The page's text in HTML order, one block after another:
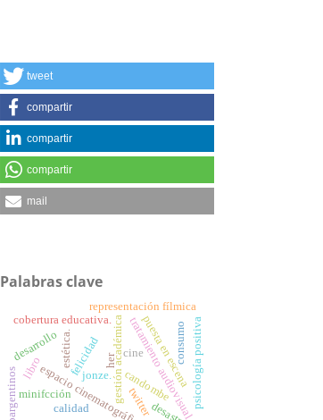
tweet
compartir
compartir
compartir
mail
Palabras clave
cine
gestión académica
espacio cinematográfico
representación fílmica
estética. tratamiento audiovisual
cobertura educativa.
calidad
puesta en escena
minifcción
desarrollo
candombe psicología positiva
felicidad
afroargentinos
her consumo
jonze.
twitter
libro